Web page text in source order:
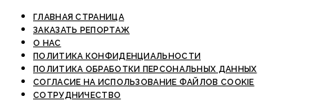
ГЛАВНАЯ СТРАНИЦА
ЗАКАЗАТЬ РЕПОРТАЖ
О НАС
ПОЛИТИКА КОНФИДЕНЦИАЛЬНОСТИ
ПОЛИТИКА ОБРАБОТКИ ПЕРСОНАЛЬНЫХ ДАННЫХ
СОГЛАСИЕ НА ИСПОЛЬЗОВАНИЕ ФАЙЛОВ COOKIE
СОТРУДНИЧЕСТВО